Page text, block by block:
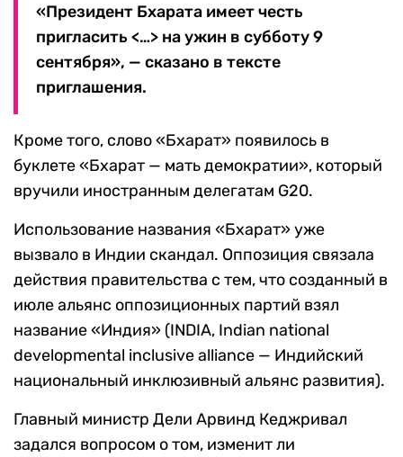
«Президент Бхарата имеет честь
пригласить <…> на ужин в субботу 9
сентября», — сказано в тексте
приглашения.
Кроме того, слово «Бхарат» появилось в
буклете «Бхарат — мать демократии», который
вручили иностранным делегатам G20.
Использование названия «Бхарат» уже
вызвало в Индии скандал. Оппозиция связала
действия правительства с тем, что созданный в
июле альянс оппозиционных партий взял
название «Индия» (INDIA, Indian national
developmental inclusive alliance — Индийский
национальный инклюзивный альянс развития).
Главный министр Дели Арвинд Кеджривал
задался вопросом о том, изменит ли